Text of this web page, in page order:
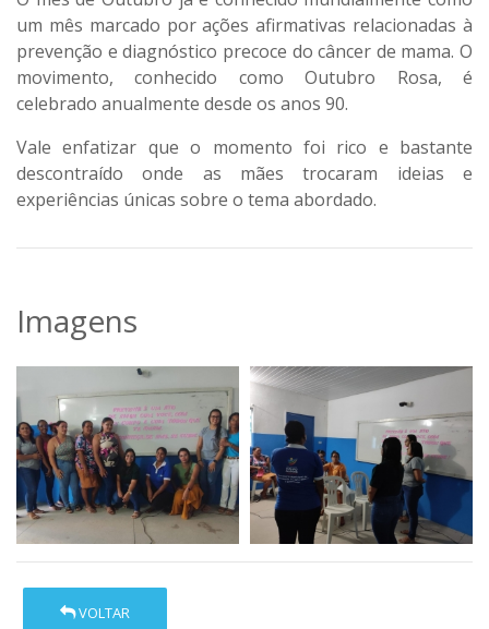
um mês marcado por ações afirmativas relacionadas à
prevenção e diagnóstico precoce do câncer de mama. O
movimento, conhecido como Outubro Rosa, é
celebrado anualmente desde os anos 90.
Vale enfatizar que o momento foi rico e bastante
descontraído onde as mães trocaram ideias e
experiências únicas sobre o tema abordado.
Imagens
VOLTAR